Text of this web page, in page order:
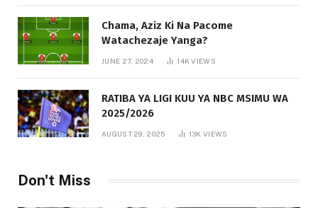
Chama, Aziz Ki Na Pacome
Watachezaje Yanga?
JUNE 27, 2024 14KVIEWS
RATIBA YA LIGI KUU YA NBC MSIMU WA
2025/2026
AUGUST 29, 2025 13KVIEWS
Don't Miss